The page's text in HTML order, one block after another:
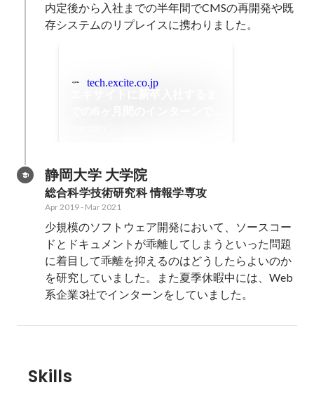
内定後から入社までの半年間でCMSの再開発や既
存システムのリプレイスに携わりました。
tech.excite.co.jp
静岡大学 大学院
総合科学技術研究科 情報学専攻
Apr 2019- Mar 2021
少規模のソフトウェア開発において、ソースコー
ドとドキュメントが乖離してしまうといった問題
に着目して乖離を抑えるのはどうしたらよいのか
を研究していました。また夏季休暇中には、Web
系企業3社でインターンをしていました。
Skills